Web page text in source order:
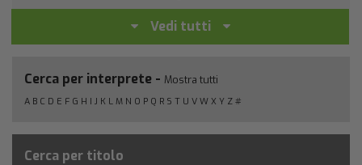
Vedi tutti
Cerca per interprete - Mostra tutti
A B C D E F G H I J K L M N O P Q R S T U V W X Y Z #
Cerca per titolo